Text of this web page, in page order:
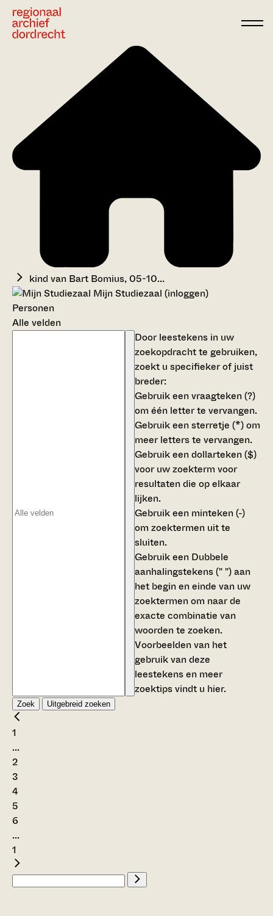
kind van Bart Bomius, 05-10...
Mijn Studiezaal (inloggen)
Personen
Alle velden
Door leestekens in uw
zoekopdracht te gebruiken,
zoekt u specifieker of juist
breder:
Gebruik eenvraagteken (?)
om één letter te vervangen.
Gebruik eensterretje (*)om
meer letters te vervangen.
Gebruik eendollarteken ($)
voor uw zoekterm voor
resultaten die op elkaar
lijken.
Gebruik een minteken (-)
om zoektermen uit te
sluiten.
Gebruik een Dubbele
aanhalingstekens (" ")aan
het begin en einde van uw
zoektermen om naar de
exacte combinatie van
woorden te zoeken.
Voorbeelden van het
gebruik van deze
leestekens en meer
zoektips vindt u hier.
Zoek Uitgebreid zoeken
1
...
2
3
4
5
6
...
1